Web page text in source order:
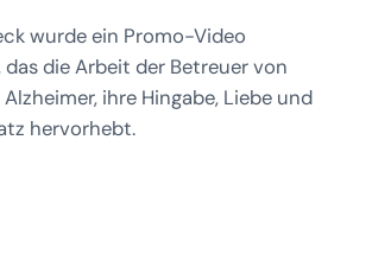
wurde ein Promo-Video
die Arbeit der Betreuer von
ihre Hingabe, Liebe und
hervorhebt.